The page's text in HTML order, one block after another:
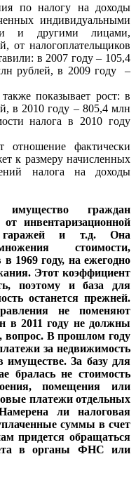
по налогу на доходы
индивидуальными
и другими лицами,
от налогоплательщиков
в 2007 году – 105,4
рублей, в 2009 году –
показывает рост: в
в 2010 году – 805,4 млн
налога в 2010 году
отношение фактически
к размеру начисленных
налога на доходы
граждан
инвентаризационной
гаражей и т.д. Она
стоимости,
1969 году, на ежегодно
Этот коэффициент
поэтому и база для
останется прежней.
не поменяют
в 2011 году не должны
вопрос. В прошлом году
за недвижимость
За базу для
бралась не стоимость
помещения или
платежи отдельных
ли налоговая
суммы в счет
придется обращаться
в органы ФНС или